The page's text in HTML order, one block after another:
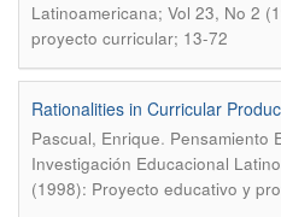
Latinoamericana; Vol 23, No 2
proyecto curricular; 13-72
Rationalities in Curricular
Pascual, Enrique. Pensamiento
Investigación Educacional
(1998): Proyecto educativo y